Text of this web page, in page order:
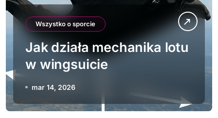
Wszystko o sporcie
Jak działa mechanika lotu
w wingsuicie
mar 14, 2026